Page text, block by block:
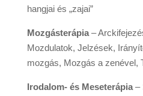
hangjai és „zajai”
Mozgásterápia–
Mozdulatok, Jelzések,
mozgás, Mozgás a zenével,
Irodalom- és Meseterápia–